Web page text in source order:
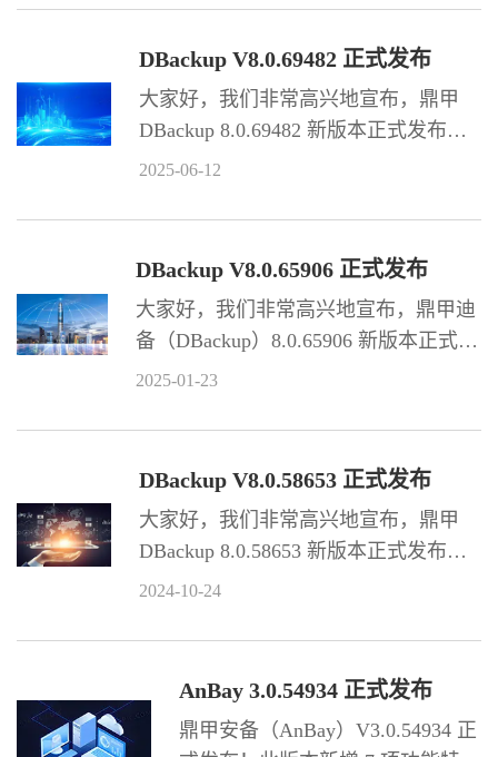
互认证，同时优化部分功能。
DBackup V8.0.69482 正式发布
大家好，我们非常高兴地宣布，鼎甲
DBackup 8.0.69482 新版本正式发布
了！ 此版本新增超过 55 项功能特性，
分功能，以及新增更新 70 多本产品手
2025-06-12
DBackup V8.0.65906 正式发布
大家好，我们非常高兴地宣布，鼎甲迪
备（DBackup）8.0.65906 新版本正式发
布了！ 此版本新增超过 50 项功能特
化部分功能，以及新增更新 100 多本产
2025-01-23
DBackup V8.0.58653 正式发布
大家好，我们非常高兴地宣布，鼎甲
DBackup 8.0.58653 新版本正式发布
了！ 此版本新增超过 40 项功能特性，
分功能，以及新增更新 80 多本产品手
2024-10-24
AnBay 3.0.54934 正式发布
鼎甲安备（AnBay）V3.0.54934 正